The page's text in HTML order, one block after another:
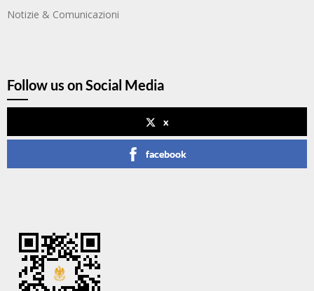
Notizie & Comunicazioni
Follow us on Social Media
x
facebook